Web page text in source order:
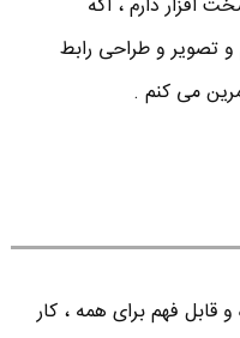
و تصویر و طراحی رابط
می کنم .
قابل فهم برای همه ، کار